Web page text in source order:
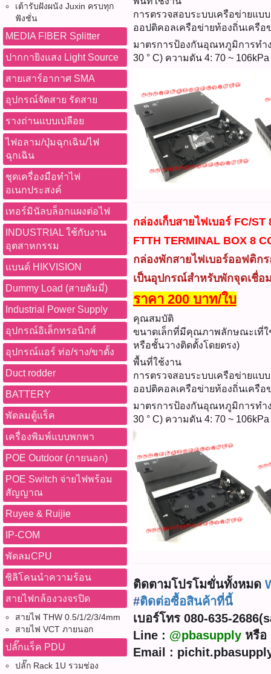
เต้ารับฝังผนัง Juxin ครบทุก
ฟังชั่น
MEDIA FIBER Splitter
ปากกายิงแสง Light Source
สายเสาร์อากาศ SMA
อุปกรณ์จัดสาย รัดสาย
รางถ่านแบบเปลือย
ไฟอลาม/ปุ่มฉุกเฉิน/ไฟ
ฉุกเฉิน
ชุดเครื่องมือทำไฟ
อเนกประสงค์
เทอร์มินัลบล็อกแผงต่อไฟ
INDUSTRIAL ใช้กับงาน
อุตสาหกรรม
แบนด์ HIKVISION
Dummy Load (สายดัมมี่)
Industrial Power Supply
อุปกรณ์อิเล็กทรอนิกส์
อุปกรณ์แอร์ ท่อ/ราง/ขาตั้ง
Duct rodder
BATTERY
พัดลมตู้แร็ค
เครื่องพิมพ์แบบพกพา
POE Outdoor (ภายนอก)
POE Switch จ่ายไฟพร้อม
สัญญาณ
Ruyee & Ruijie
IP-COM
พัดลมCPU
ซิลิโคนนำความร้อน
สายไฟกล้องวงจรปิด
สายไฟ THW 0.5/1/2/3/4mm
สายไฟ VCT ภายนอก
ปลั๊กแร็ค PDU
ปลั๊ก Rack 1U รวมช่อง
การตรวจสอบระบบเครือข่ายแบ
ออปติคอลเครือข่ายท้องถิ่นเครือ
มาตรการป้องกันอุณหภูมิการทำ
30 ° C) ความดัน 4: 70 ~ 106kPa
กล่องเก็บสายไฟเบอร์ FC/
FTTH TERMINAL BOX 8
กล่องพักสายไฟเบอร์ออฟติก
เป็นอุปกรณ์สำหรับพักจุดเชื่อ
ราคา 200 บาท/ใบ
คุณสมบัติ
ขนาดเล็กที่มีคุณภาพลักษณะเที่ใ
หรือชั้นวางติดตั้งโดยตรง)
พื้นที่ใช้งาน
การตรวจสอบระบบเครือข่ายแบ
ออปติคอลเครือข่ายท้องถิ่นเครือ
มาตรการป้องกันอุณหภูมิการทำ
30 ° C) ความดัน 4: 70 ~ 106kPa
ติดตามโปรโมขั่นทั้งหมด
#ติดต่อซื้อสินค้าที่นี้
เบอร์โทร 080-635-
Line : @pbasupplyหรือ
Email :